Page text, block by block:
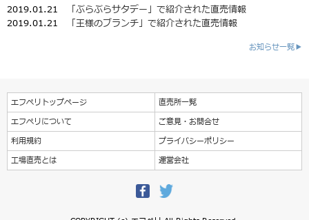
2019.01.21
「ぶらぶらサタデー」で紹介された直売情報
2019.01.21
「王様のブランチ」で紹介された直売情報
お知らせ一覧▶
エフペリトップページ
直売所一覧
エフペリについて
ご意見・お問合せ
利用規約
プライバシーポリシー
工場直売とは
運営会社